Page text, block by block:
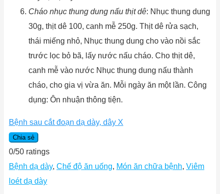
Cháo nhục thung dung nấu thịt dê: Nhục thung dung
30g, thịt dê 100, canh mễ 250g. Thịt dê rửa sạch,
thái miếng nhỏ, Nhục thung dung cho vào nồi sắc
trước lọc bỏ bã, lấy nước nấu cháo. Cho thịt dê,
canh mễ vào nước Nhục thung dung nấu thành
cháo, cho gia vị vừa ăn. Mỗi ngày ăn một lần. Công
dụng: Ôn nhuận thông tiện.
Bệnh sau cắt đoạn dạ dày, dây X
Chia sẻ
0/50 ratings
Bệnh dạ dày, Chế độ ăn uống, Món ăn chữa bệnh, Viêm
loét dạ dày